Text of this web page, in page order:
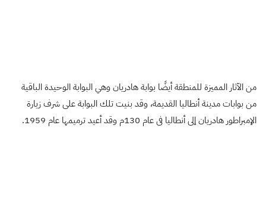
من الآثار المميزة للمنطقة أيضًا بوابة هادريان وهي البوابة الوحيدة الباقية
من بوابات مدينة أنطاليا القديمة، وقد بنيت تلك البوابة على شرف زيارة
الإمبراطور هادريان إلى أنطاليا فى عام 130م وقد أعيد ترميمها عام 1959
.